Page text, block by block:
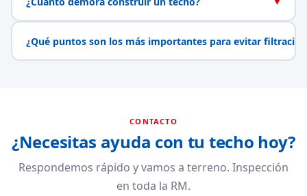
¿Qué puntos son los más importantes para evitar
CONTACTO
¿Necesitas ayuda con tu techo hoy?
Respondemos rápido y vamos a terreno. Inspección
en toda la RM.